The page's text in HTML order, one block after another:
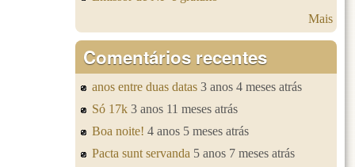
Mais
Comentários recentes
anos entre duas datas 3 anos 4 meses atrás
Só 17k 3 anos 11 meses atrás
Boa noite! 4 anos 5 meses atrás
Pacta sunt servanda 5 anos 7 meses atrás